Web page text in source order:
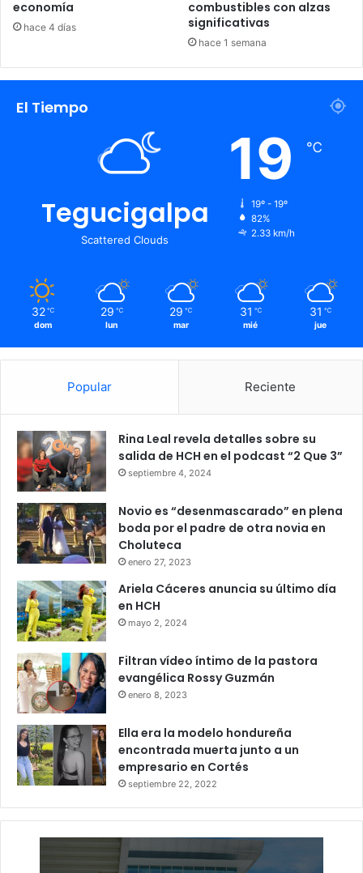
economía
hace 4 días
combustibles con alzas
significativas
hace 1 semana
El Tiempo
Tegucigalpa
Scattered Clouds
19 ℃
19º - 19º
82%
2.33 km/h
32 ℃
dom
29 ℃
lun
29 ℃
mar
31 ℃
mié
31 ℃
jue
Popular Reciente
Rina Leal revela detalles sobre su
salida de HCH en el podcast “2 Que 3”
septiembre 4, 2024
Novio es “desenmascarado” en plena
boda por el padre de otra novia en
Choluteca
enero 27, 2023
Ariela Cáceres anuncia su último día
en HCH
mayo 2, 2024
Filtran vídeo íntimo de la pastora
evangélica Rossy Guzmán
enero 8, 2023
Ella era la modelo hondureña
encontrada muerta junto a un
empresario en Cortés
septiembre 22, 2022